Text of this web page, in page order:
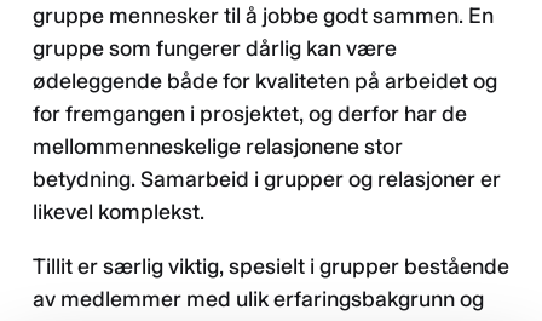
gruppe mennesker til å jobbe godt sammen. En
gruppe som fungerer dårlig kan være
ødeleggende både for kvaliteten på arbeidet og
for fremgangen i prosjektet, og derfor har de
mellommenneskelige relasjonene stor
betydning. Samarbeid i grupper og relasjoner er
likevel komplekst.
Tillit er særlig viktig, spesielt i grupper bestående
av medlemmer med ulik erfaringsbakgrunn og